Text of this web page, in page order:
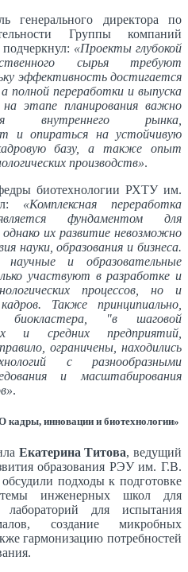
генерального директора по
Группы компаний
«Проекты глубокой
сырья требуют
эффективность достигается
полной переработки и выпуска
этапе планирования важно
внутреннего рынка,
и опираться на устойчивую
базу, а также опыт
производств».
биотехнологии РХТУ им.
«Комплексная переработка
фундаментом для
их развитие невозможно
науки, образования и бизнеса.
и образовательные
участвуют в разработке и
процессов, но и
Также принципиально,
"в шаговой
и средних предприятий,
ограничены, находились
с разнообразными
и масштабирования
.
кадры, инновации и биотехнологии»
Екатерина Титова, ведущий
образования РЭУ им. Г.В.
подходы к подготовке
инженерных школ для
лабораторий для испытания
создание микробных
гармонизацию потребностей